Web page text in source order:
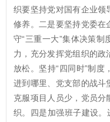
织要坚持党对国有企业领
修养。二是要坚持党委在
守“三重一大”集体决策制
力，充分发挥党组织的政
放松。坚持“四同时”制
进到哪里、党支部的战斗
克服项目人员少，党员分
织。四是加强班子建设。